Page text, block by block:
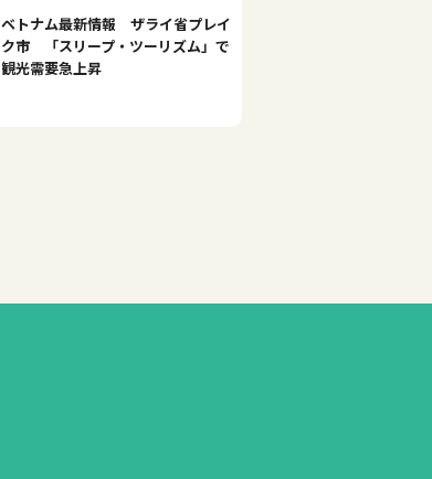
ベトナム最新情報 ザライ省プレイ
ク市 「スリープ・ツーリズム」で
観光需要急上昇